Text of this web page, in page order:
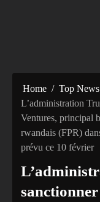
Home
Top News
L’administration
Ventures, principal
rwandais (FPR)
prévu ce 10 février